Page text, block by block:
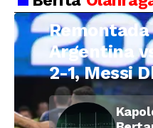
Remontada
Argentina
2-1, Messi
Final Piala
2026